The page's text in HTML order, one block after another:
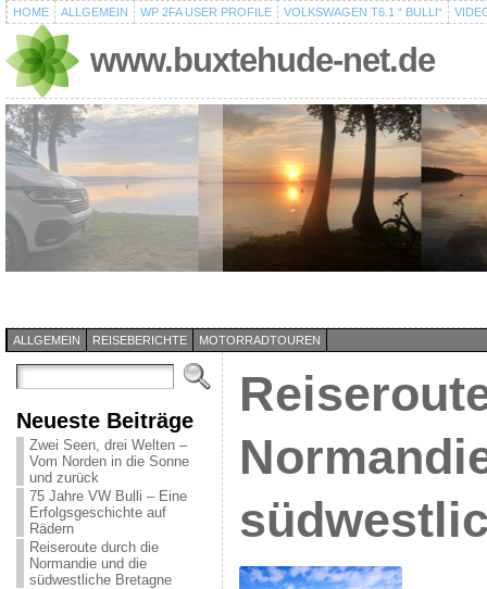
HOME ALLGEMEIN WP 2FA USER PROFILE VOLKSWAGEN T6.1 “ BULLI“
www.buxtehude-net.de
ALLGEMEIN REISEBERICHTE MOTORRADTOUREN
Neueste Beiträge
Zwei Seen, drei Welten –
Vom Norden in die Sonne
und zurück
75 Jahre VW Bulli – Eine
Erfolgsgeschichte auf
Rädern
Reiseroute durch die
Normandie und die
südwestliche Bretagne